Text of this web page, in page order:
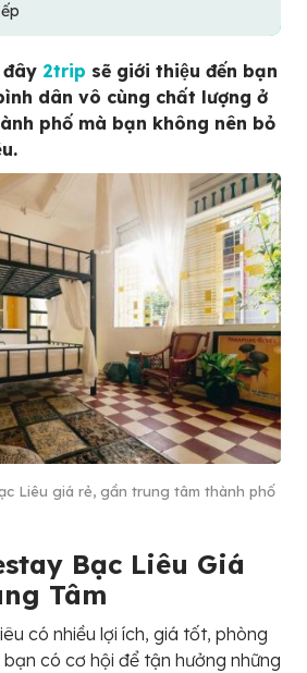
2trip sẽ giới thiệu đến bạn
dân vô cùng chất lượng ở
phố mà bạn không nên bỏ
Liêu giá rẻ, gần trung tâm thành phố
Bạc Liêu Giá
Tâm
có nhiều lợi ích, giá tốt, phòng
có cơ hội để tận hưởng những